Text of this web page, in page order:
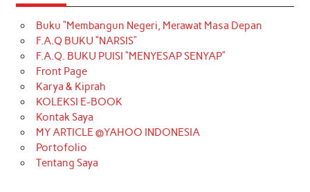
e
b
o
o
k
t
a
g
r
a
m
T
o
k
t
e
r
k
e
d
t
t
e
T
u
b
Buku “Membangun Negeri, Merawat Masa Depan
F.A.Q BUKU “NARSIS”
F.A.Q. BUKU PUISI “MENYESAP SENYAP”
Front Page
Karya & Kiprah
KOLEKSI E-BOOK
Kontak Saya
MY ARTICLE @YAHOO INDONESIA
Portofolio
Tentang Saya